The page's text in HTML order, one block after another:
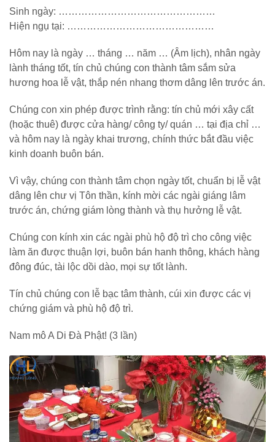
Sinh ngày: …………………………………………
Hiện ngụ tại: ………………………………………
Hôm nay là ngày … tháng … năm … (Âm lịch), nhân ngày
lành tháng tốt, tín chủ chúng con thành tâm sắm sửa
hương hoa lễ vật, thắp nén nhang thơm dâng lên trước án.
Chúng con xin phép được trình rằng: tín chủ mới xây cất
(hoặc thuê) được cửa hàng/ công ty/ quán … tại địa chỉ …
và hôm nay là ngày khai trương, chính thức bắt đầu việc
kinh doanh buôn bán.
Vì vậy, chúng con thành tâm chọn ngày tốt, chuẩn bị lễ vật
dâng lên chư vị Tôn thần, kính mời các ngài giáng lâm
trước án, chứng giám lòng thành và thụ hưởng lễ vật.
Chúng con kính xin các ngài phù hộ độ trì cho công việc
làm ăn được thuận lợi, buôn bán hanh thông, khách hàng
đông đúc, tài lộc dồi dào, mọi sự tốt lành.
Tín chủ chúng con lễ bạc tâm thành, cúi xin được các vị
chứng giám và phù hộ độ trì.
Nam mô A Di Đà Phật! (3 lần)